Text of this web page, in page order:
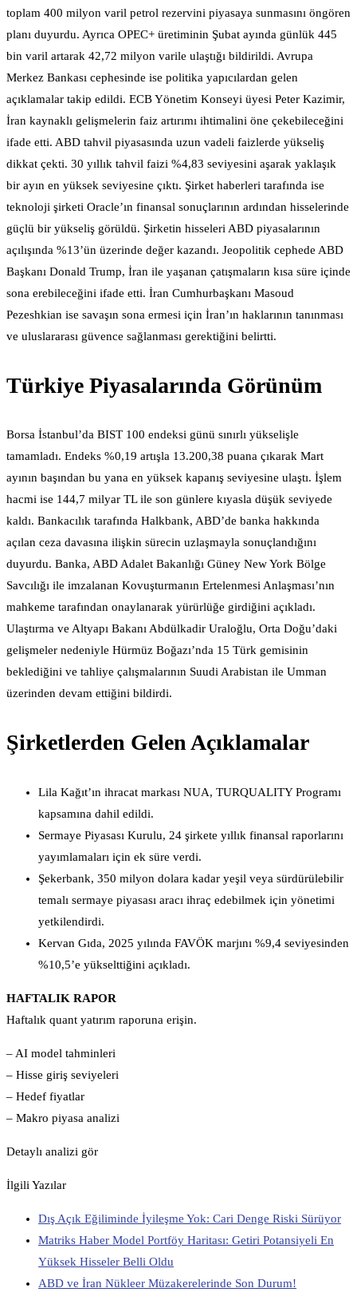
toplam 400 milyon varil petrol rezervini piyasaya sunmasını öngören
planı duyurdu. Ayrıca OPEC+ üretiminin Şubat ayında günlük 445
bin varil artarak 42,72 milyon varile ulaştığı bildirildi. Avrupa
Merkez Bankası cephesinde ise politika yapıcılardan gelen
açıklamalar takip edildi. ECB Yönetim Konseyi üyesi Peter Kazimir,
İran kaynaklı gelişmelerin faiz artırımı ihtimalini öne çekebileceğini
ifade etti. ABD tahvil piyasasında uzun vadeli faizlerde yükseliş
dikkat çekti. 30 yıllık tahvil faizi %4,83 seviyesini aşarak yaklaşık
bir ayın en yüksek seviyesine çıktı. Şirket haberleri tarafında ise
teknoloji şirketi Oracle’ın finansal sonuçlarının ardından hisselerinde
güçlü bir yükseliş görüldü. Şirketin hisseleri ABD piyasalarının
açılışında %13’ün üzerinde değer kazandı. Jeopolitik cephede ABD
Başkanı Donald Trump, İran ile yaşanan çatışmaların kısa süre içinde
sona erebileceğini ifade etti. İran Cumhurbaşkanı Masoud
Pezeshkian ise savaşın sona ermesi için İran’ın haklarının tanınması
ve uluslararası güvence sağlanması gerektiğini belirtti.
Türkiye Piyasalarında Görünüm
Borsa İstanbul’da BIST 100 endeksi günü sınırlı yükselişle
tamamladı. Endeks %0,19 artışla 13.200,38 puana çıkarak Mart
ayının başından bu yana en yüksek kapanış seviyesine ulaştı. İşlem
hacmi ise 144,7 milyar TL ile son günlere kıyasla düşük seviyede
kaldı. Bankacılık tarafında Halkbank, ABD’de banka hakkında
açılan ceza davasına ilişkin sürecin uzlaşmayla sonuçlandığını
duyurdu. Banka, ABD Adalet Bakanlığı Güney New York Bölge
Savcılığı ile imzalanan Kovuşturmanın Ertelenmesi Anlaşması’nın
mahkeme tarafından onaylanarak yürürlüğe girdiğini açıkladı.
Ulaştırma ve Altyapı Bakanı Abdülkadir Uraloğlu, Orta Doğu’daki
gelişmeler nedeniyle Hürmüz Boğazı’nda 15 Türk gemisinin
beklediğini ve tahliye çalışmalarının Suudi Arabistan ile Umman
üzerinden devam ettiğini bildirdi.
Şirketlerden Gelen Açıklamalar
Lila Kağıt’ın ihracat markası NUA, TURQUALITY Programı
kapsamına dahil edildi.
Sermaye Piyasası Kurulu, 24 şirkete yıllık finansal raporlarını
yayımlamaları için ek süre verdi.
Şekerbank, 350 milyon dolara kadar yeşil veya sürdürülebilir
temalı sermaye piyasası aracı ihraç edebilmek için yönetimi
yetkilendirdi.
Kervan Gıda, 2025 yılında FAVÖK marjını %9,4 seviyesinden
%10,5’e yükselttiğini açıkladı.
HAFTALIK RAPOR
Haftalık quant yatırım raporuna erişin.
– AI model tahminleri
– Hisse giriş seviyeleri
– Hedef fiyatlar
– Makro piyasa analizi
Detaylı analizi gör
İlgili Yazılar
Dış Açık Eğiliminde İyileşme Yok: Cari Denge Riski Sürüyor
Matriks Haber Model Portföy Haritası: Getiri Potansiyeli En
Yüksek Hisseler Belli Oldu
ABD ve İran Nükleer Müzakerelerinde Son Durum!